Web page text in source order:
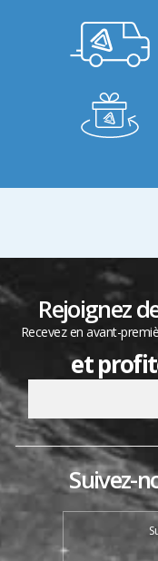
Rejoignez
Recevez en avant-
et
Suivez-